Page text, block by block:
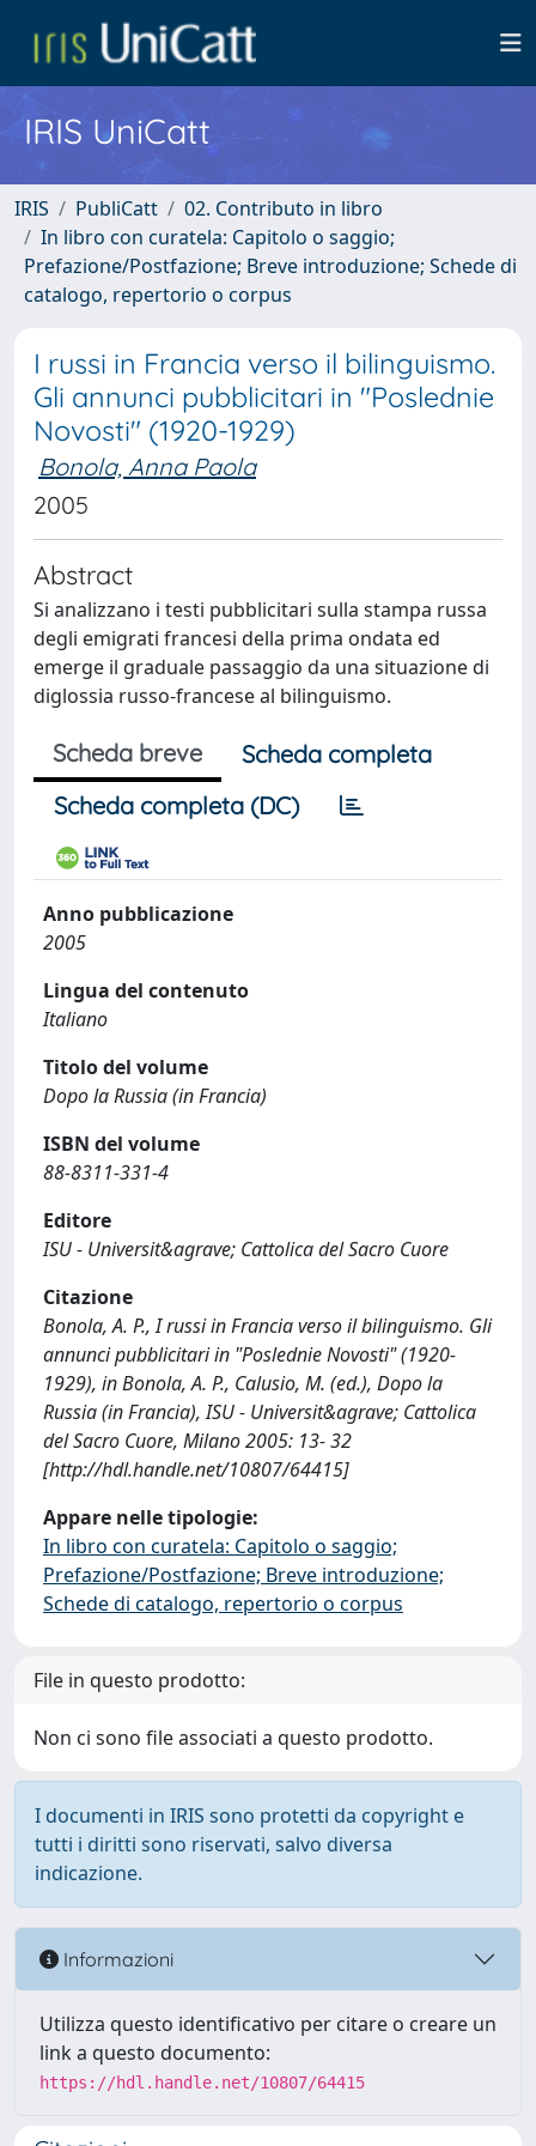
IRIS UniCatt
IRIS PubliCatt
02. Contributo in libro
In libro con curatela: Capitolo o saggio;
Prefazione/Postfazione; Breve introduzione; Schede di
catalogo, repertorio o corpus
I russi in Francia verso il bilinguismo.
Gli annunci pubblicitari in "Poslednie
Novosti" (1920-1929)
Bonola, Anna Paola
2005
Abstract
Si analizzano i testi pubblicitari sulla stampa russa
degli emigrati francesi della prima ondata ed
emerge il graduale passaggio da una situazione di
diglossia russo-francese al bilinguismo.
Scheda breve
Scheda completa
Scheda completa (DC)
Anno pubblicazione
2005
Lingua del contenuto
Italiano
Titolo del volume
Dopo la Russia (in Francia)
ISBN del volume
88-8311-331-4
Editore
ISU - Universit&agrave; Cattolica del Sacro Cuore
Citazione
Bonola, A. P., I russi in Francia verso il bilinguismo. Gli
annunci pubblicitari in "Poslednie Novosti" (1920-
1929), in Bonola, A. P., Calusio, M. (ed.), Dopo la
Russia (in Francia), ISU - Universit&agrave; Cattolica
del Sacro Cuore, Milano 2005: 13- 32
[http://hdl.handle.net/10807/64415]
Appare nelle tipologie:
In libro con curatela: Capitolo o saggio;
Prefazione/Postfazione; Breve introduzione;
Schede di catalogo, repertorio o corpus
File in questo prodotto:
Non ci sono file associati a questo prodotto.
I documenti in IRIS sono protetti da copyright e
tutti i diritti sono riservati, salvo diversa
indicazione.
Informazioni
Utilizza questo identificativo per citare o creare un
link a questo documento:
https://hdl.handle.net/10807/64415